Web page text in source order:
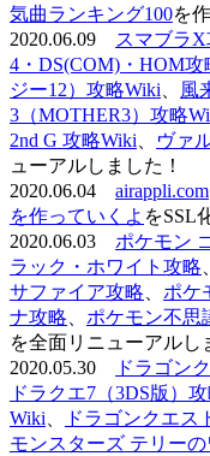
気曲ランキング100を
2020.06.09
スマブラ
4・DS(COM)・HOM攻
ジー12）攻略Wiki
風
3（MOTHER3）攻略
2nd G 攻略Wiki
ヴァ
ューアルしました！
2020.06.04 airappli.com
を作っていくよ をSSL
2020.06.03 ポケモン
ラック・ホワイト攻略
サファイア攻略
ポケ
ナ攻略
ポケモン不思
を全面リニューアルし
2020.05.30
ドラゴン
ドラクエ7（3DS版）
Wiki
ドラゴンクエス
モンスターズ テリー